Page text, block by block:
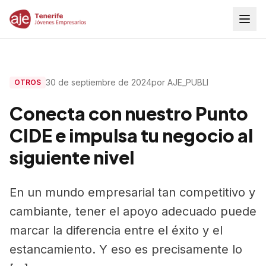
OTROS 30 de septiembre de 2024por AJE_PUBLI
Conecta con nuestro Punto
CIDE e impulsa tu negocio al
siguiente nivel
En un mundo empresarial tan competitivo y
cambiante, tener el apoyo adecuado puede
marcar la diferencia entre el éxito y el
estancamiento. Y eso es precisamente lo